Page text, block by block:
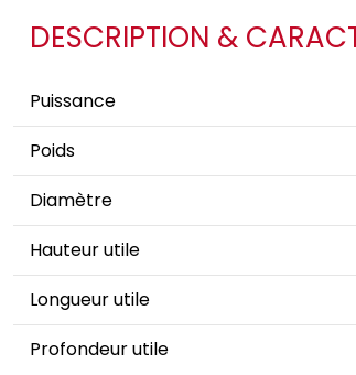
DESCRIPTION &
Puissance
Poids
Diamètre
Hauteur utile
Longueur utile
Profondeur utile